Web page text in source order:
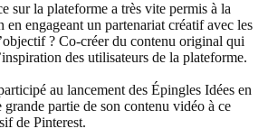
sur la plateforme a très vite permis à la
en engageant un partenariat créatif avec les
? Co-créer du contenu original qui
des utilisateurs de la plateforme.
au lancement des Épingles Idées en
grande partie de son contenu vidéo à ce
de Pinterest.